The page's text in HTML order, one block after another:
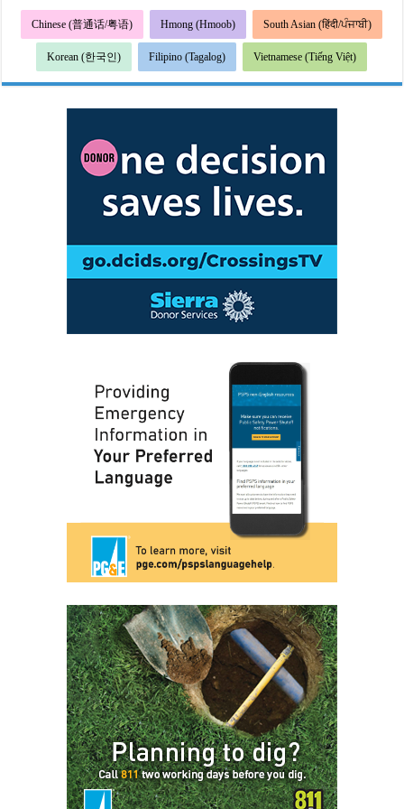
Chinese (普通话/粤语) Hmong (Hmoob) South Asian (हिंदी/ਪੰਜਾਬੀ)
Korean (한국인) Filipino (Tagalog) Vietnamese (Tiếng Việt)